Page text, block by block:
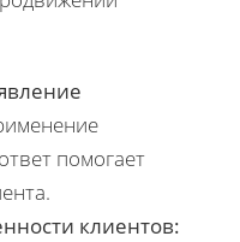
помогает
клиентов: